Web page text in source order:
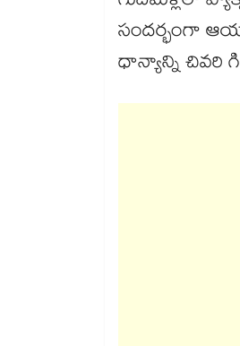
సందర్భంగా
ధాన్యాన్ని చివరి